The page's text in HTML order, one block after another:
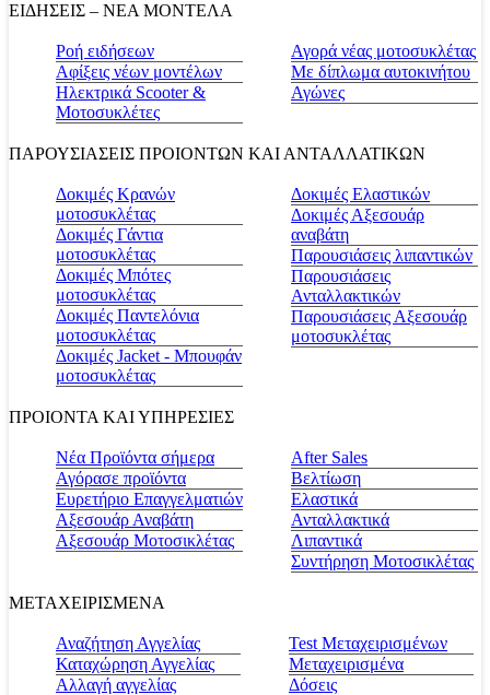
ΕΙΔΗΣΕΙΣ – ΝΕΑ ΜΟΝΤΕΛΑ
Ροή ειδήσεων
Αφίξεις νέων μοντέλων
Ηλεκτρικά Scooter &
Μοτοσυκλέτες
Αγορά νέας μοτοσυκλέτας
Με δίπλωμα αυτοκινήτου
Αγώνες
ΠΑΡΟΥΣΙΑΣΕΙΣ ΠΡΟΙΟΝΤΩΝ ΚΑΙ ΑΝΤΑΛΛΑΤΙΚΩΝ
Δοκιμές Κρανών
μοτοσυκλέτας
Δοκιμές Γάντια
μοτοσυκλέτας
Δοκιμές Μπότες
μοτοσυκλέτας
Δοκιμές Παντελόνια
μοτοσυκλέτας
Δοκιμές Jacket - Μπουφάν
μοτοσυκλέτας
Δοκιμές Ελαστικών
Δοκιμές Αξεσουάρ
αναβάτη
Παρουσιάσεις λιπαντικών
Παρουσιάσεις
Ανταλλακτικών
Παρουσιάσεις Αξεσουάρ
μοτοσυκλέτας
ΠΡΟΙΟΝΤΑ ΚΑΙ ΥΠΗΡΕΣΙΕΣ
Νέα Προϊόντα σήμερα
Αγόρασε προϊόντα
Ευρετήριο Επαγγελματιών
Αξεσουάρ Αναβάτη
Αξεσουάρ Μοτοσικλέτας
Αfter Sales
Βελτίωση
Ελαστικά
Ανταλλακτικά
Λιπαντικά
Συντήρηση Μοτοσικλέτας
ΜΕΤΑΧΕΙΡΙΣΜΕΝΑ
Αναζήτηση Αγγελίας
Καταχώρηση Αγγελίας
Αλλαγή αγγελίας
Test Μεταχειρισμένων
Μεταχειρισμένα
Δόσεις